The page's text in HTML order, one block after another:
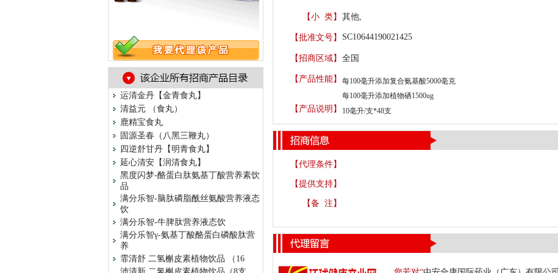
运清金丹【金青食丸】
清益元 （食丸）
鹿精宝食丸
固源圣春（八黑三鞭丸）
四逆舒甘丹【明青食丸】
延心清安【润清食丸】
黑度闪梦-酪蛋白肽氨基丁酸营养素饮
品
满分乐智-脑肽磷脂酰丝氨酸营养液态
饮
满分乐智-牛脾肽营养液态饮
满分乐智γ-氨基丁酸酪蛋白磷酸肽营
养
霏清舒 二氢槲皮素植物饮品 （16
【小 类】 其他,
【批准文号】 SC10644190021425
【招商区域】 全国
【产品性能】
每100毫升添加复合氨基酸5000毫克
每100毫升添加植物硒1500ug
【产品说明】 10毫升/支*48支
【代理条件】
【提供支持】
【备 注】